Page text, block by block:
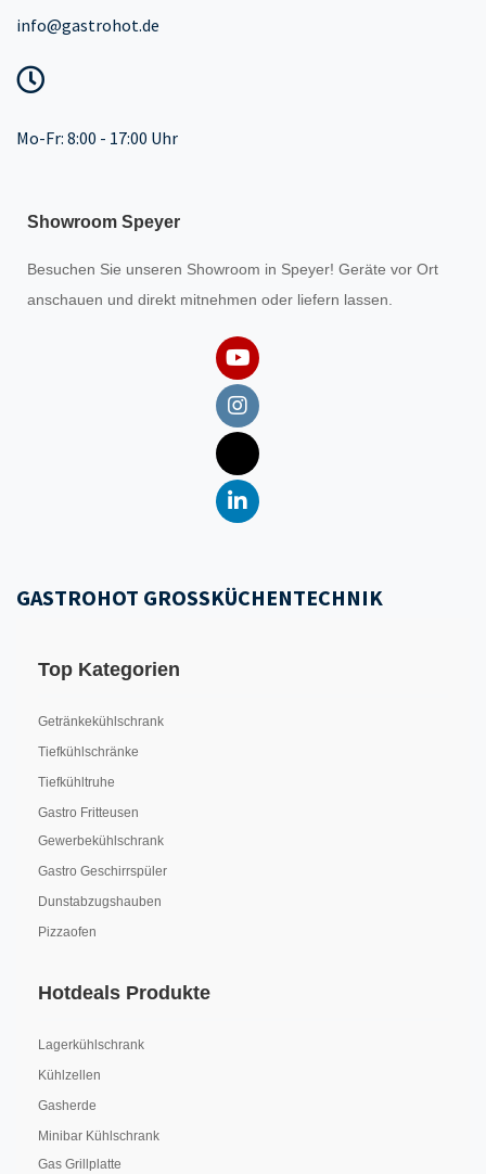
info@gastrohot.de
Mo-Fr: 8:00 - 17:00 Uhr
Showroom Speyer
Besuchen Sie unseren Showroom in Speyer! Geräte vor Ort
anschauen und direkt mitnehmen oder liefern lassen.
GASTROHOT GROSSKÜCHENTECHNIK
Top Kategorien
Getränkekühlschrank
Tiefkühlschränke
Tiefkühltruhe
Gastro Fritteusen
Gewerbekühlschrank
Gastro Geschirrspüler
Dunstabzugshauben
Pizzaofen
Hotdeals Produkte
Lagerkühlschrank
Kühlzellen
Gasherde
Minibar Kühlschrank
Gas Grillplatte